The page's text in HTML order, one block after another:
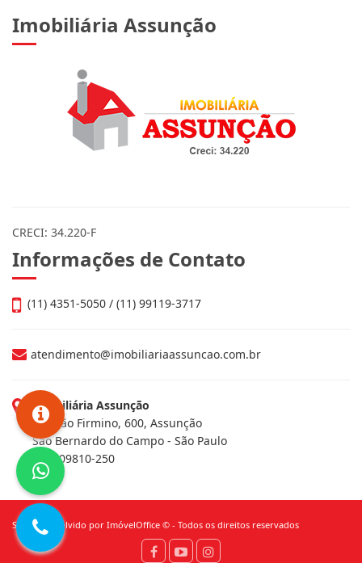
Imobiliária Assunção
CRECI: 34.220-F
Informações de Contato
(11) 4351-5050 / (11) 99119-3717
atendimento@imobiliariaassuncao.com.br
Imobiliária Assunção
Av. João Firmino, 600, Assunção
São Bernardo do Campo - São Paulo
CEP: 09810-250
Site desenvolvido por ImóvelOffice © - Todos os direitos reservados